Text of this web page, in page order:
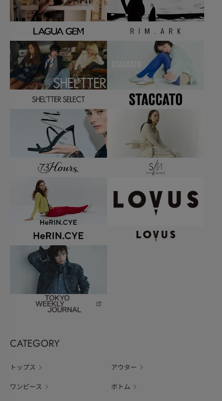
CATEGORY
トップス アウター
ワンピース ボトム